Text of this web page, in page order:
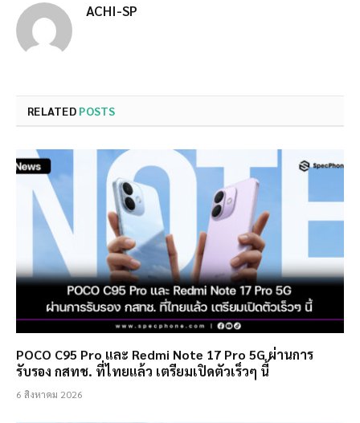
ACHI-SP
RELATED POSTS
POCO C95 Pro และ Redmi Note 17 Pro 5G ผ่านการ
รับรอง กสทช. ที่ไทยแล้ว เตรียมเปิดตัวเร็วๆ นี้
6 สิงหาคม 2026